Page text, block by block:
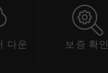
다운
보증 확인